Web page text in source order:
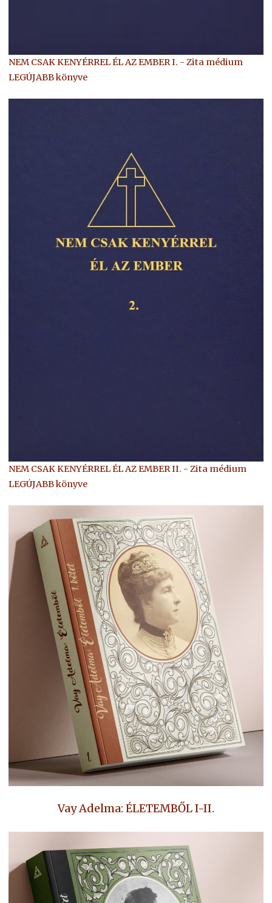
NEM CSAK KENYÉRREL ÉL AZ EMBER I. - Zita médium
LEGÚJABB könyve
NEM CSAK KENYÉRREL ÉL AZ EMBER II. - Zita médium
LEGÚJABB könyve
Vay Adelma: ÉLETEMBŐL I-II.